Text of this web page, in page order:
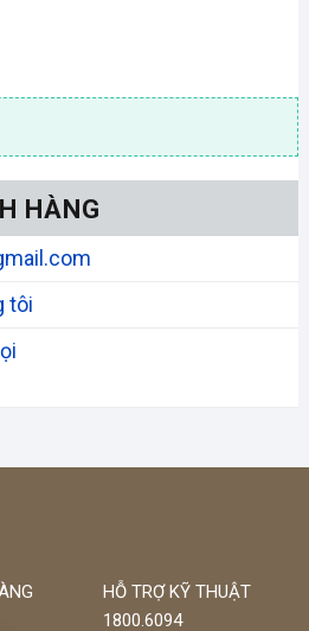
HÀNG
tôi
HỖ TRỢ KỸ THUẬT
1800.6094